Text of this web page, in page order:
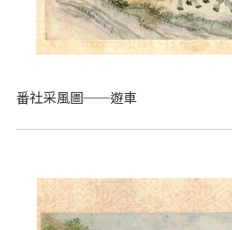
番社采風圖──遊車